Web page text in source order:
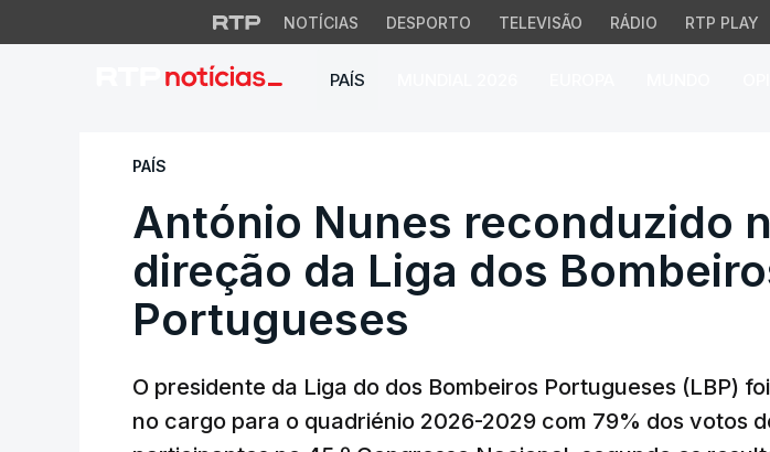
NOTÍCIAS DESPORTO TELEVISÃO RÁDIO RTP PLAY
PAÍS
António Nunes reconduzido
PAÍS
António Nunes reconduzido
direção da Liga dos
Portugueses
O presidente da Liga do dos Bombeiros Portugueses (LBP)
no cargo para o quadriénio 2026-2029 com 79% dos votos